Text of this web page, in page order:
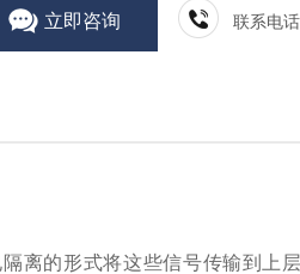
立即咨询 联系电话
离的形式将这些信号传输到上